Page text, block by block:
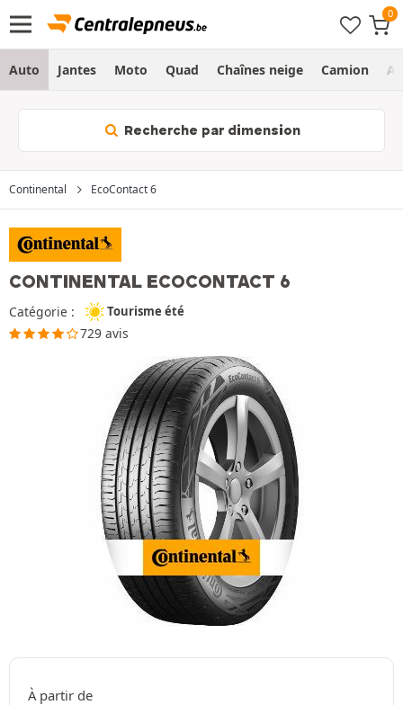
Auto Jantes Moto Quad Chaînes neige Camion
Recherche par dimension
Continental EcoContact 6
CONTINENTAL ECOCONTACT 6
Catégorie : Tourisme été
729 avis
À partir de